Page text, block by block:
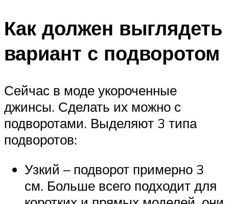
Как должен выглядеть
вариант с подворотом
Сейчас в моде укороченные
джинсы. Сделать их можно с
подворотами. Выделяют 3 типа
подворотов:
Узкий – подворот примерно 3
см. Больше всего подходит для